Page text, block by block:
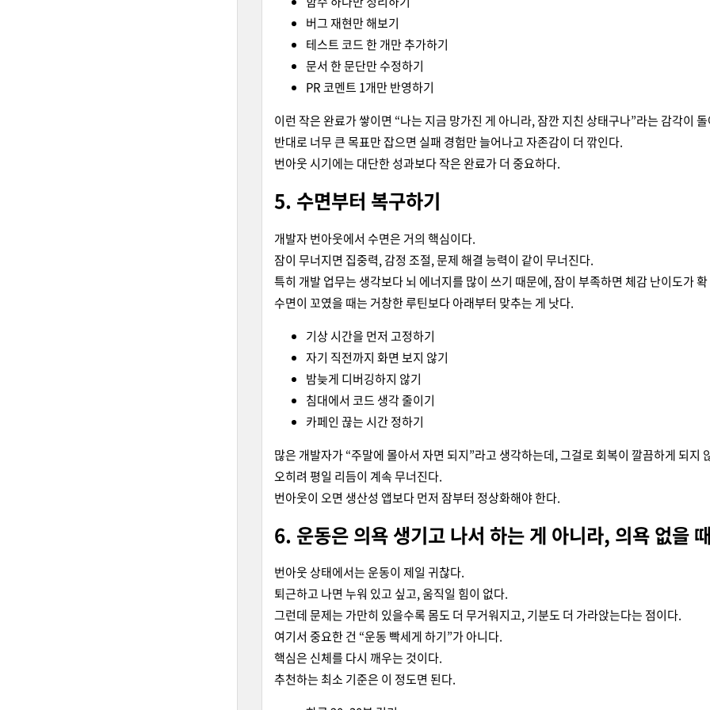
버그 재현만 해보기
테스트 코드 한 개만 추가하기
문서 한 문단만 수정하기
PR 코멘트 1개만 반영하기
이런 작은 완료가 쌓이면 “나는 지금 망가진 게 아니라, 잠깐 지친 상태구나”라는 감각이
반대로 너무 큰 목표만 잡으면 실패 경험만 늘어나고 자존감이 더 깎인다.
번아웃 시기에는 대단한 성과보다 작은 완료가 더 중요하다.
5. 수면부터 복구하기
개발자 번아웃에서 수면은 거의 핵심이다.
잠이 무너지면 집중력, 감정 조절, 문제 해결 능력이 같이 무너진다.
특히 개발 업무는 생각보다 뇌 에너지를 많이 쓰기 때문에, 잠이 부족하면 체감 난이도가
수면이 꼬였을 때는 거창한 루틴보다 아래부터 맞추는 게 낫다.
기상 시간을 먼저 고정하기
자기 직전까지 화면 보지 않기
밤늦게 디버깅하지 않기
침대에서 코드 생각 줄이기
카페인 끊는 시간 정하기
많은 개발자가 “주말에 몰아서 자면 되지”라고 생각하는데, 그걸로 회복이 깔끔하게 되지
오히려 평일 리듬이 계속 무너진다.
번아웃이 오면 생산성 앱보다 먼저 잠부터 정상화해야 한다.
6. 운동은 의욕 생기고 나서 하는 게 아니라, 의욕 없을
번아웃 상태에서는 운동이 제일 귀찮다.
퇴근하고 나면 누워 있고 싶고, 움직일 힘이 없다.
그런데 문제는 가만히 있을수록 몸도 더 무거워지고, 기분도 더 가라앉는다는 점이다.
여기서 중요한 건 “운동 빡세게 하기”가 아니다.
핵심은 신체를 다시 깨우는 것이다.
추천하는 최소 기준은 이 정도면 된다.